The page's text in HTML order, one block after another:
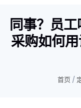
同事？员工
采购如何
首页 /